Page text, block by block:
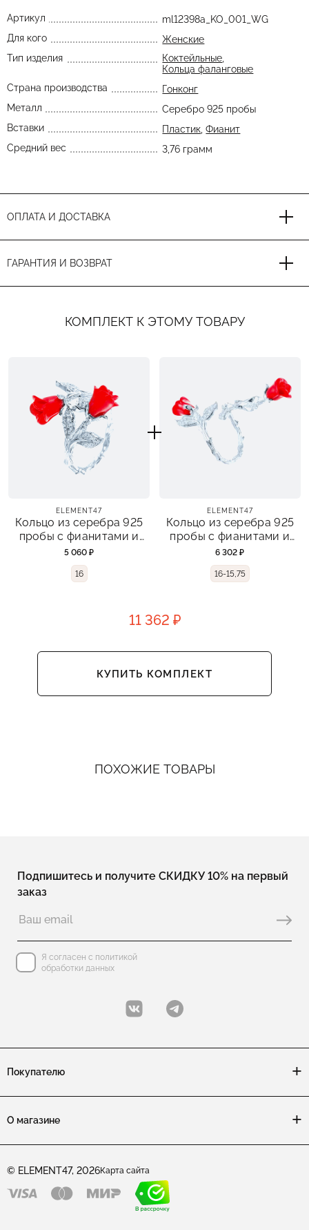
Артикул
ml12398a_KO_001_WG
Для кого
Женские
Тип изделия
Коктейльные
Кольца фаланговые
Страна производства
Гонконг
Металл
Серебро 925 пробы
Вставки
Пластик ,Фианит
Средний вес
3,76 грамм
ОПЛАТА И ДОСТАВКА
ГАРАНТИЯ И ВОЗВРАТ
КОМПЛЕКТ К ЭТОМУ ТОВАРУ
ELEMENT47
Кольцо из серебра 925
пробы с фианитами и
пластиком
5 060 ₽
16
ELEMENT47
Кольцо из серебра 925
пробы с фианитами и
пластиком
6 302 ₽
16-15,75
11 362 ₽
КУПИТЬ КОМПЛЕКТ
ПОХОЖИЕ ТОВАРЫ
Подпишитесь и получите СКИДКУ 10% на первый
заказ
Я согласен с политикой
обработки данных
Покупателю
О магазине
© ELEMENT47, 2026Карта сайта